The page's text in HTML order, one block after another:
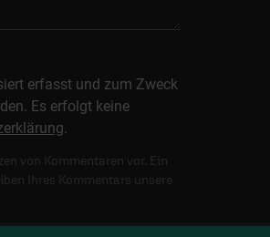
erfasst und zum Zweck
Es erfolgt keine
.
von Kommentaren vor. Ein
Ihres Kommentars unsere